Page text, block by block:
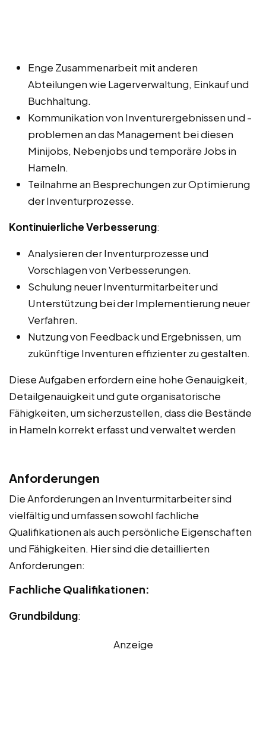
Enge Zusammenarbeit mit anderen
Abteilungen wie Lagerverwaltung, Einkauf und
Buchhaltung.
Kommunikation von Inventurergebnissen und -
problemen an das Management bei diesen
Minijobs, Nebenjobs und temporäre Jobs in
Hameln.
Teilnahme an Besprechungen zur Optimierung
der Inventurprozesse.
Kontinuierliche Verbesserung:
Analysieren der Inventurprozesse und
Vorschlagen von Verbesserungen.
Schulung neuer Inventurmitarbeiter und
Unterstützung bei der Implementierung neuer
Verfahren.
Nutzung von Feedback und Ergebnissen, um
zukünftige Inventuren effizienter zu gestalten.
Diese Aufgaben erfordern eine hohe Genauigkeit,
Detailgenauigkeit und gute organisatorische
Fähigkeiten, um sicherzustellen, dass die Bestände
in Hameln korrekt erfasst und verwaltet werden
Anforderungen
Die Anforderungen an Inventurmitarbeiter sind
vielfältig und umfassen sowohl fachliche
Qualifikationen als auch persönliche Eigenschaften
und Fähigkeiten. Hier sind die detaillierten
Anforderungen:
Fachliche Qualifikationen:
Grundbildung:
Anzeige